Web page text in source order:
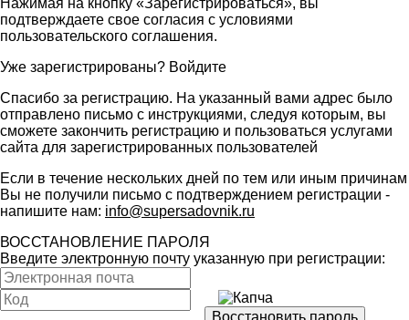
Нажимая на кнопку «Зарегистрироваться», вы
подтверждаете свое согласия с условиями
пользовательского соглашения.
Уже зарегистрированы? Войдите
Спасибо за регистрацию. На указанный вами адрес было
отправлено письмо с инструкциями, следуя которым, вы
сможете закончить регистрацию и пользоваться услугами
сайта для зарегистрированных пользователей
Если в течение нескольких дней по тем или иным причинам
Вы не получили письмо с подтверждением регистрации -
напишите нам: info@supersadovnik.ru
ВОССТАНОВЛЕНИЕ ПАРОЛЯ
Введите электронную почту указанную при регистрации: